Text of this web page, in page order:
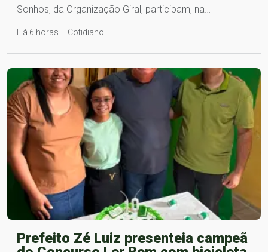
Sonhos, da Organização Giral, participam, na…
Há 6 horas – Cotidiano
Prefeito Zé Luiz presenteia campeã